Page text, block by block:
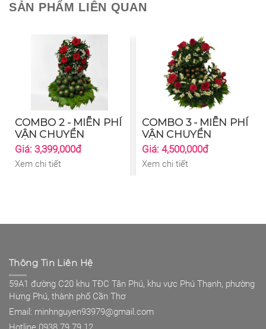
SẢN PHẨM LIÊN QUAN
COMBO 2 - MIỄN PHÍ
VẬN CHUYỂN
Giá: 3,399,000đ
Xem chi tiết
COMBO 3 - MIỄN PHÍ
VẬN CHUYỂN
Giá: 4,500,000đ
Xem chi tiết
Thông Tin Liên Hệ
59A1 đường C20 khu TĐC Tân Phú, khu vực Phú Thạnh, phường
Hưng Phú, thành phố Cần Thơ
Email: minhnguyen93979@gmail.com